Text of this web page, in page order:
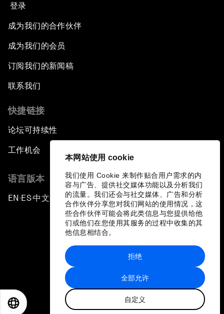
本网站使用 cookie
我们使用 Cookie 来制作贴合用户需求的内
容与广告、提供社交媒体功能以及分析我们
的流量。我们还会与社交媒体、广告和分析
合作伙伴分享您对我们网站的使用情况，这
些合作伙伴可能会将此类信息与您提供给他
们或他们在您使用其服务的过程中收集的其
他信息相结合。
全部允许
自定义
拒绝
登录
成为我们的合作伙伴
成为我们的会员
订阅我们的新闻稿
联系我们
快捷链接
论坛可持续性
工作机会
语言版本
EN ▪ES▪中文▪ 日本語
站点地图
世界经济论坛